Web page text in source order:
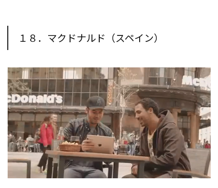
１８．マクドナルド（スペイン）